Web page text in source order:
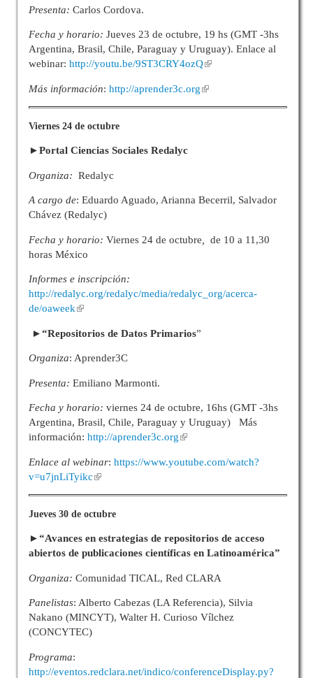
Presenta: Carlos Cordova.
Fecha y horario: Jueves 23 de octubre, 19 hs (GMT -3hs
Argentina, Brasil, Chile, Paraguay y Uruguay). Enlace al
webinar: http://youtu.be/9ST3CRY4ozQ
Más información: http://aprender3c.org
Viernes 24 de octubre
►Portal Ciencias Sociales Redalyc
Organiza: Redalyc
A cargo de: Eduardo Aguado, Arianna Becerril, Salvador
Chávez (Redalyc)
Fecha y horario: Viernes 24 de octubre
de 10 a 11,30
horas México
Informes e inscripción:
http://redalyc.org/redalyc/media/redalyc_org/acerca-
de/oaweek
►“Repositorios de Datos Primarios”
Organiza: Aprender3C
Presenta: Emiliano Marmonti.
Fecha y horario: viernes 24 de octubre, 16hs (GMT -3hs
Argentina, Brasil, Chile, Paraguay y Uruguay) Más
información: http://aprender3c.org
Enlace al webinar: https://www.youtube.com/watch?
v=u7jnLiTyikc
Jueves 30 de octubre
►“Avances en estrategias de repositorios de acceso
abiertos de publicaciones científicas en Latinoamérica”
Organiza: Comunidad TICAL, Red CLARA
Panelistas: Alberto Cabezas (LA Referencia), Silvia
Nakano (MINCYT), Walter H. Curioso Vílchez
(CONCYTEC)
Programa:
http://eventos.redclara.net/indico/conferenceDisplay.py?